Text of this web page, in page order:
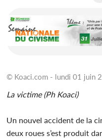
© Koaci.com - lundi 01 juin
La victime (Ph Koaci)
Un nouvel accident de la
deux roues s’est produit